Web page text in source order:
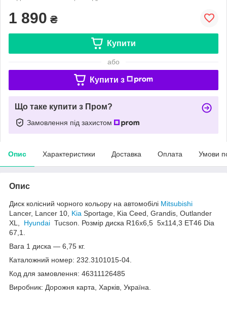
1 890 ₴
Купити
або
Купити з
Що таке купити з Пром?
Замовлення під захистом
Опис Характеристики Доставка Оплата Умови
Опис
Диск колісний чорного кольору на автомобілі Mitsubishi
Lancer, Lancer 10, Kia Sportage, Kia Ceed, Grandis, Outlander
XL, Hyundai Tucson. Розмір диска R16x6,5 5x114,3 ET46 Dia
67,1.
Вага 1 диска — 6,75 кг.
Каталожний номер: 232.3101015-04.
Код для замовлення: 46311126485
Виробник: Дорожня карта, Харків, Україна.